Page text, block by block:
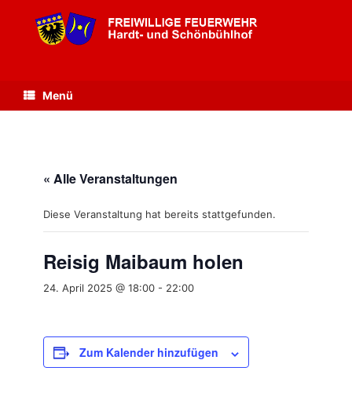
springen
Menü
« Alle Veranstaltungen
Diese Veranstaltung hat bereits stattgefunden.
Reisig Maibaum holen
24. April 2025 @ 18:00 - 22:00
Zum Kalender hinzufügen